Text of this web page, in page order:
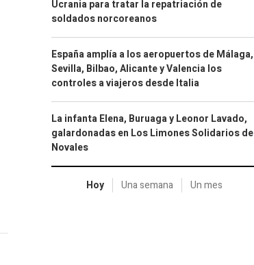
Ucrania para tratar la repatriación de
soldados norcoreanos
España amplía a los aeropuertos de Málaga,
Sevilla, Bilbao, Alicante y Valencia los
controles a viajeros desde Italia
La infanta Elena, Buruaga y Leonor Lavado,
galardonadas en Los Limones Solidarios de
Novales
Hoy Una semana Un mes